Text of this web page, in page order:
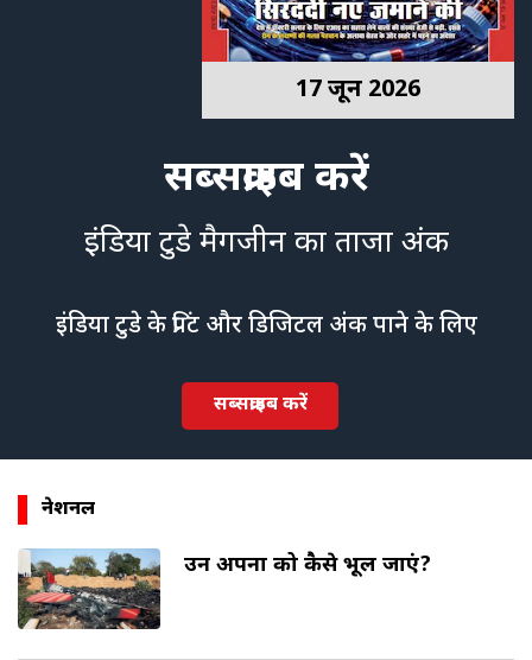
17 जून 2026
सब्सक्राइब करें
इंडिया टुडे मैगजीन का ताजा अंक
इंडिया टुडे के प्रिंट और डिजिटल अंक पाने के लिए
सब्सक्राइब करें
नेशनल
उन अपनों को कैसे भूल जाएं?